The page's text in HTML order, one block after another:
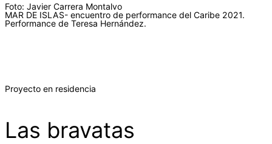
Foto: Javier Carrera Montalvo
MAR DE ISLAS- encuentro de performance del Caribe 2021.
Performance de Teresa Hernández.
Proyecto en residencia
Las bravatas